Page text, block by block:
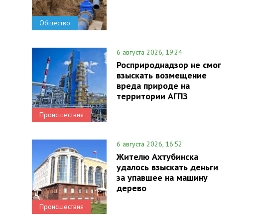
Общество
Происшествия
6 августа 2026, 19:24
Росприроднадзор не смог
взыскать возмещение
вреда природе на
территории АГПЗ
Происшествия
6 августа 2026, 16:52
Жителю Ахтубинска
удалось взыскать деньги
за упавшее на машину
дерево